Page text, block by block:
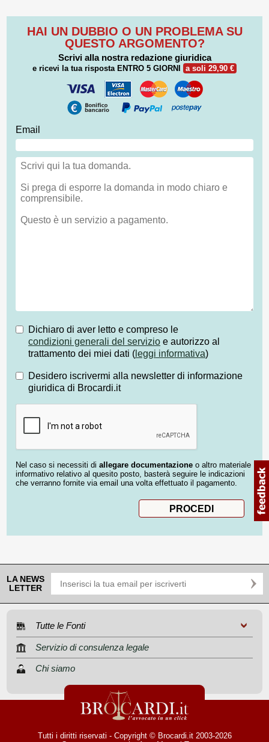
HAI UN DUBBIO O UN PROBLEMA SU
QUESTO ARGOMENTO?
Scrivi alla nostra redazione giuridica
e ricevi la tua risposta ENTRO 5 GIORNI a soli 29,90 €
Email
Dichiaro di aver letto e compreso le
condizioni generali del servizio e autorizzo al
trattamento dei miei dati ( leggi informativa)
Desidero iscrivermi alla newsletter di informazione
giuridica di Brocardi.it
Nel caso si necessiti di allegare documentazione o altro materiale
informativo relativo al quesito posto, basterà seguire le indicazioni
che verranno fornite via email una volta effettuato il pagamento.
LA NEWS
LETTER
Tutte le Fonti
Servizio di consulenza legale
Chi siamo
Tutti i diritti riservati - Copyright © Brocardi.it 2003-2026